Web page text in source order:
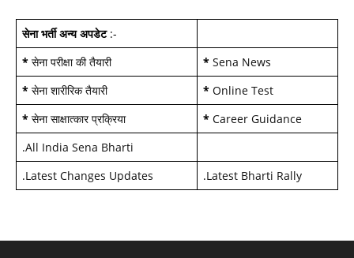
सेना भर्ती अन्य अपडेट:-
* सेना परीक्षा की तैयारी * Sena News
* सेना शारीरिक तैयारी * Online Test
* सेना साक्षात्कार प्रक्रिया * Career Guidance
.All India Sena Bharti
.Latest Changes Updates .Latest Bharti Rally